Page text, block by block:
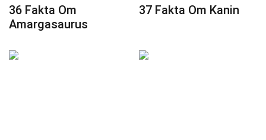
36 Fakta Om
Amargasaurus
37 Fakta Om Kanin